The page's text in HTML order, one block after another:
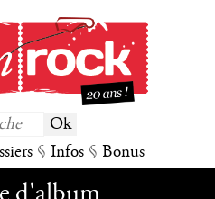
§ Infos § Bonus